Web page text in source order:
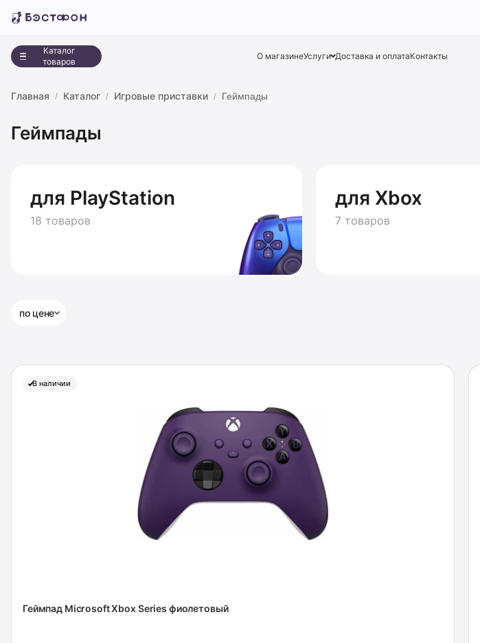
О магазинеУслуги Доставка и оплатаКонтакты
Каталог
товаров
Главная Каталог Игровые приставки Геймпады
Геймпады
для PlayStation
18 товаров
для Xbox
7 товаров
по цене
В наличии
Геймпад Microsoft Xbox Series фиолетовый